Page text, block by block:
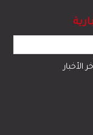
الأخبار